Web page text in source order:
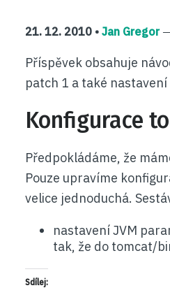
21. 12. 2010 • Jan Gregor
Příspěvek obsahuje
patch 1 a také
Konfigurace
Předpokládáme, že
Pouze upravíme
velice jednoduchá.
nastavení JVM
tak, že do tomcat/
Sdílej: